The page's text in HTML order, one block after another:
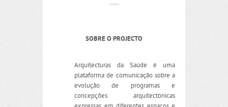
SOBRE O PROJECTO
Arquitecturas da Saúde é uma
plataforma de comunicação sobre a
evolução de programas e
concepções arquitectónicas